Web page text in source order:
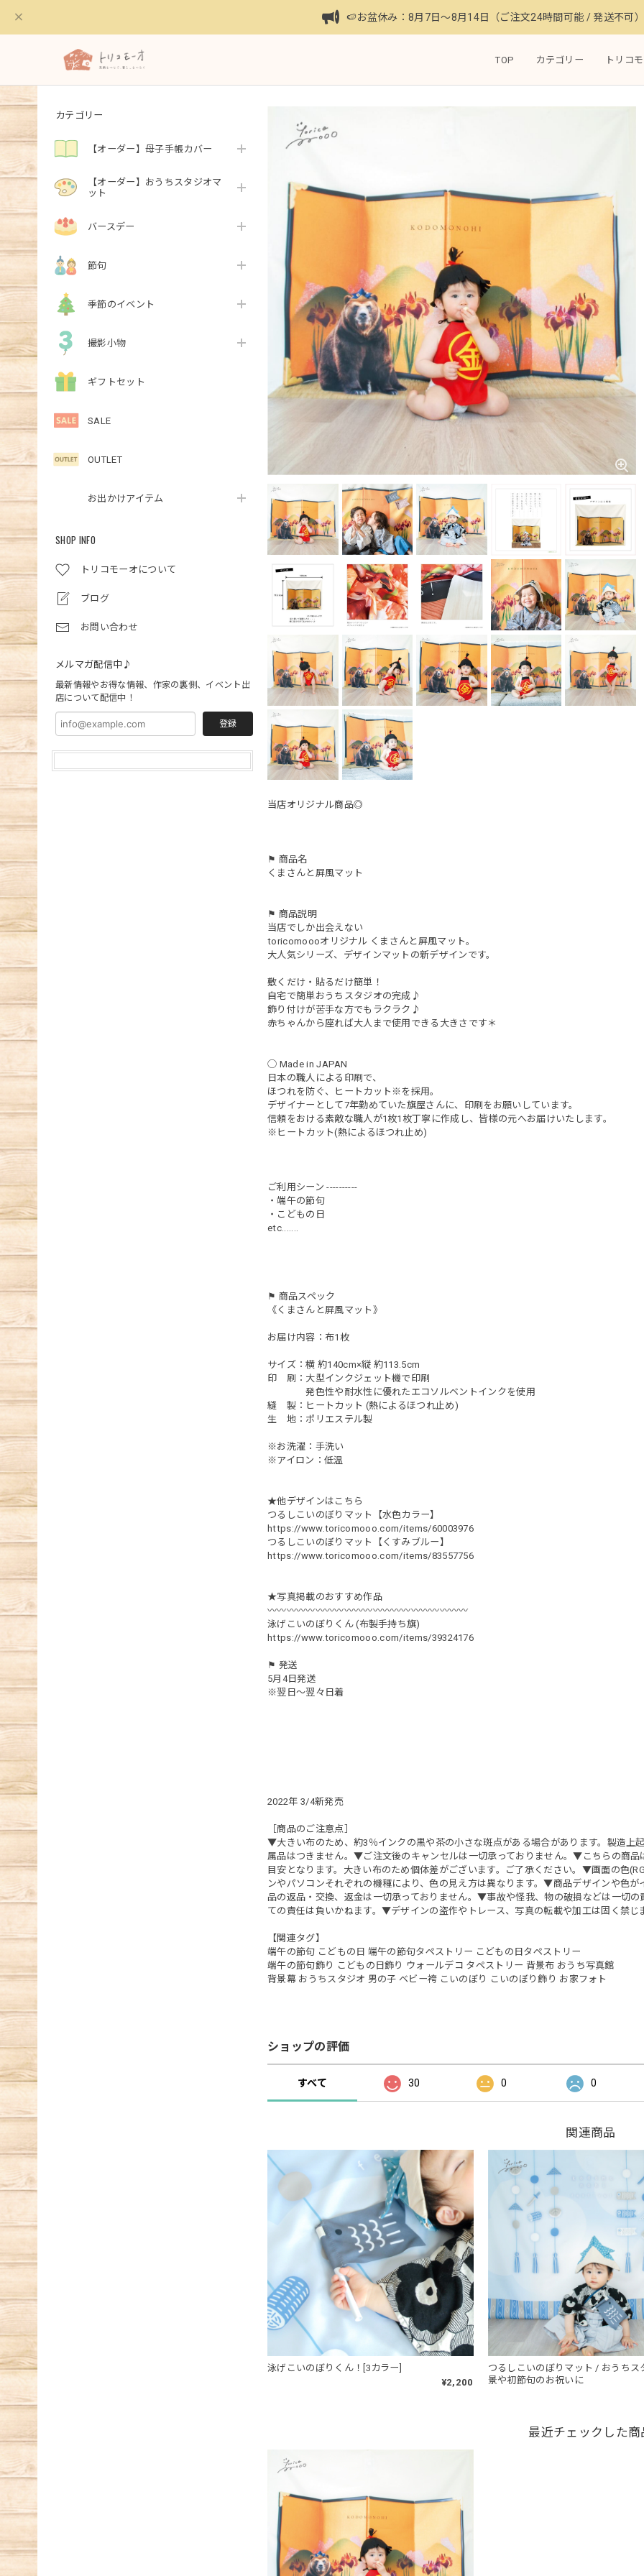
🍉お盆休み：8月7日〜8月14日（ご注文24時間可能 / 発送不可）
TOP カテゴリー トリコ
カテゴリー
【オーダー】母子手帳カバー
【オーダー】おうちスタジオマ
ット
バースデー
節句
季節のイベント
撮影小物
ギフトセット
SALE
OUTLET
お出かけアイテム
SHOP INFO
トリコモーオについて
ブログ
お問い合わせ
メルマガ配信中♪
最新情報やお得な情報、作家の裏側、イベント出
店について配信中！
登録
当店オリジナル商品◎
⚑ 商品名
くまさんと屏風マット
⚑ 商品説明
当店でしか出会えない
toricomoooオリジナル くまさんと屏風マット。
大人気シリーズ、デザインマットの新デザインです。
敷くだけ・貼るだけ簡単！
自宅で簡単おうちスタジオの完成♪
飾り付けが苦手な方でもラクラク♪
赤ちゃんから座れば大人まで使用できる大きさです＊
◯ Made in JAPAN
日本の職人による印刷で、
ほつれを防ぐ、ヒートカット※を採用。
デザイナーとして7年勤めていた旗屋さんに、印刷をお願いしています。
信頼をおける素敵な職人が1枚1枚丁寧に作成し、皆様の元へお届けいたします。
※ヒートカット(熱によるほつれ止め)
ご利用シーン ----------
・端午の節句
・こどもの日
etc.......
⚑ 商品スペック
《くまさんと屏風マット》
お届け内容：布1枚
サイズ：横 約140cm×縦 約113.5cm
印 刷：大型インクジェット機で印刷
発色性や耐水性に優れたエコソルベントインクを使用
縫 製：ヒートカット (熱によるほつれ止め)
生 地：ポリエステル製
※お洗濯：手洗い
※アイロン：低温
★他デザインはこちら
つるしこいのぼりマット【水色カラー】
https://www.toricomooo.com/items/60003976
つるしこいのぼりマット【くすみブルー】
https://www.toricomooo.com/items/83557756
★写真掲載のおすすめ作品
〰︎〰︎〰︎〰︎〰︎〰︎〰︎〰︎〰︎〰︎〰︎〰︎〰︎〰︎〰︎〰︎〰︎〰︎〰︎〰︎〰︎
泳げこいのぼりくん (布製手持ち旗)
https://www.toricomooo.com/items/39324176
⚑ 発送
5月4日発送
※翌日～翌々日着
2022年 3/4新発売
［商品のご注意点］
▼大きい布のため、約3％インクの黒や茶の小さな斑点がある場合があります。製造
属品はつきません。▼ご注文後のキャンセルは一切承っておりません。▼こちらの商
目安となります。大きい布のため個体差がございます。ご了承ください。▼画面の色
ンやパソコンそれぞれの機種により、色の見え方は異なります。▼商品デザインや色
品の返品・交換、返金は一切承っておりません。▼事故や怪我、物の破損などは一切
ての責任は負いかねます。▼デザインの盗作やトレース、写真の転載や加工は固く禁じ
【関連タグ】
端午の節句 こどもの日 端午の節句タペストリー こどもの日タペストリー
端午の節句飾り こどもの日飾り ウォールデコ タペストリー 背景布 おうち写真館
背景幕 おうちスタジオ 男の子 ベビー袴 こいのぼり こいのぼり飾り お家フォト
ショップの評価
すべて 30 0 0
関連商品
泳げこいのぼりくん！[3カラー]
¥2,200
つるしこいのぼりマット / おうちス
景や初節句のお祝いに
最近チェックした商